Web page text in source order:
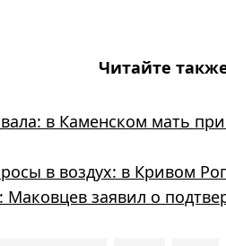
Читайте
в Каменском мать
в воздух: в Кривом
Маковцев заявил о